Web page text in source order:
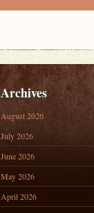
Archives
August 2026
July 2026
June 2026
May 2026
April 2026